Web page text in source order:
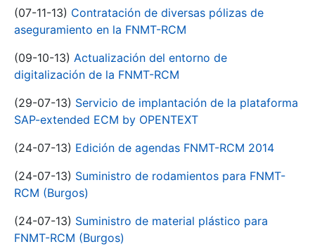
(07-11-13) Contratación de diversas pólizas de
aseguramiento en la FNMT-RCM
(09-10-13) Actualización del entorno de
digitalización de la FNMT-RCM
(29-07-13) Servicio de implantación de la plataforma
SAP-extended ECM by OPENTEXT
(24-07-13) Edición de agendas FNMT-RCM 2014
(24-07-13) Suministro de rodamientos para FNMT-
RCM (Burgos)
(24-07-13) Suministro de material plástico para
FNMT-RCM (Burgos)